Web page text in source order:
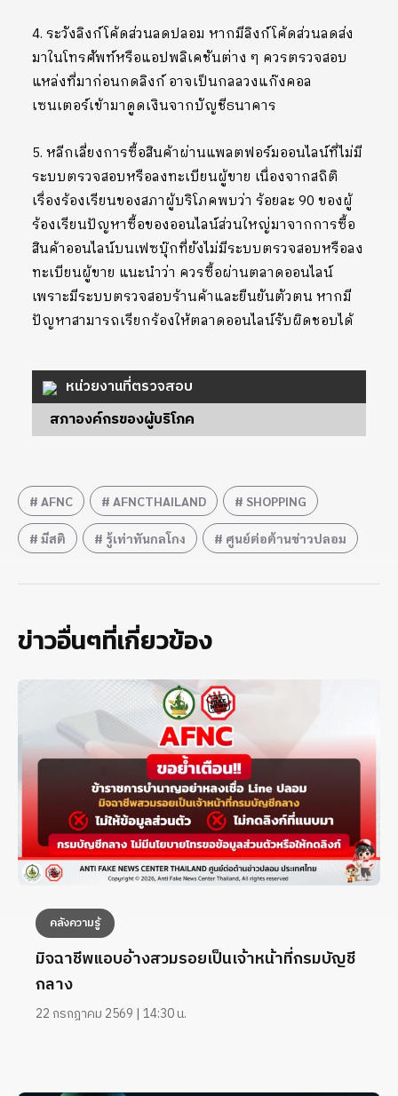
4. ระวังลิงก์โค้ดส่วนลดปลอม หากมีลิงก์โค้ดส่วนลดส่ง
มาในโทรศัพท์หรือแอปพลิเคชันต่าง ๆ ควรตรวจสอบ
แหล่งที่มาก่อนกดลิงก์ อาจเป็นกลลวงแก๊งคอล
เซนเตอร์เข้ามาดูดเงินจากบัญชีธนาคาร
5. หลีกเลี่ยงการซื้อสินค้าผ่านแพลตฟอร์มออนไลน์ที่ไม่มี
ระบบตรวจสอบหรือลงทะเบียนผู้ขาย เนื่องจากสถิติ
เรื่องร้องเรียนของสภาผู้บริโภคพบว่า ร้อยละ 90 ของผู้
ร้องเรียนปัญหาซื้อของออนไลน์ส่วนใหญ่มาจากการซื้อ
สินค้าออนไลน์บนเฟซบุ๊กที่ยังไม่มีระบบตรวจสอบหรือลง
ทะเบียนผู้ขาย แนะนำว่า ควรซื้อผ่านตลาดออนไลน์
เพราะมีระบบตรวจสอบร้านค้าและยืนยันตัวตน หากมี
ปัญหาสามารถเรียกร้องให้ตลาดออนไลน์รับผิดชอบได้
หน่วยงานที่ตรวจสอบ
สภาองค์กรของผู้บริโภค
AFNC AFNCTHAILAND SHOPPING
มีสติ รู้เท่าทันกลโกง ศูนย์ต่อต้านข่าวปลอม
ข่าวอื่นๆที่เกี่ยวข้อง
คลังความรู้
มิจฉาชีพแอบอ้างสวมรอยเป็นเจ้าหน้าที่กรมบัญชี
กลาง
22 กรกฎาคม 2569 | 14:30 น.